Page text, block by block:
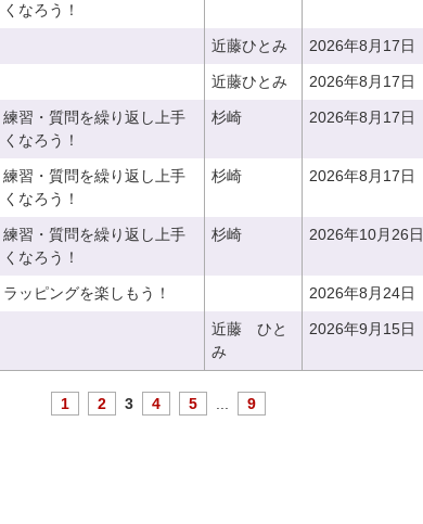
くなろう！
近藤ひとみ 2026年8月17日
近藤ひとみ 2026年8月17日
練習・質問を繰り返し上手
くなろう！
杉崎 2026年8月17日
練習・質問を繰り返し上手
くなろう！
杉崎 2026年8月17日
練習・質問を繰り返し上手
くなろう！
杉崎 2026年10月26日
ラッピングを楽しもう！ 2026年8月24日
近藤 ひと
み
2026年9月15日
1 2 3 4 5 9